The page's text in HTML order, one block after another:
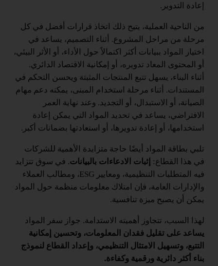
إعادة التدوير.
من الناحية العملية، يتيح ذلك اتخاذ قرارات أفضل في كل
مرحلة من مراحل المشروع. أثناء التصميم، يساعد في
اختيار المواد ببيانات أكثر اكتمالاً حول الأداء، أو الأثر البيئي،
أو المحتوى المعاد تدويره، أو إمكانية الاقتصاد الدائري.
أثناء البناء، يسهل تتبع المنتجات المثبتة ويحسن التحكم في
المستندات. أثناء مرحلة استخدام المبنى، يمكنه دعم مهام
الصيانة، أو الاستبدال، أو التجديد. وعند نهاية العمر
الافتراضي، يساعد في تحديد المواد التي يمكن إعادة
استخدامها، أو إعادة تدويرها، أو استعادتها بضمانات أكبر.
تلبي بطاقة المواد أيضًا حاجة متزايدة الأهمية للشركات
في هذا القطاع: إثبات الادعاءات بالبيانات. في سوق تتزايد
فيه المتطلبات التنظيمية، ومعايير ESG، ومطالب العملاء
والإدارات العامة، فإن امتلاك معلومات منظمة حول المواد
يمكن أن يصبح ميزة تنافسية.
لهذا السبب، تتجاوز أهميته الاستدامة. جواز سفر المواد
يساعد على تقليل فقدان المعلومات، وتحسين إمكانية
التتبع، وتسهيل الامتثال التنظيمي، وإعداد القطاع لنموذج
بناء أكثر دائرية ورقمية وكفاءة.